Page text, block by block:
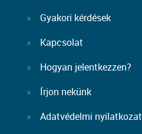
Gyakori kérdések
Kapcsolat
Hogyan jelentkezzen?
Írjon nekünk
Adatvédelmi nyilatkozat